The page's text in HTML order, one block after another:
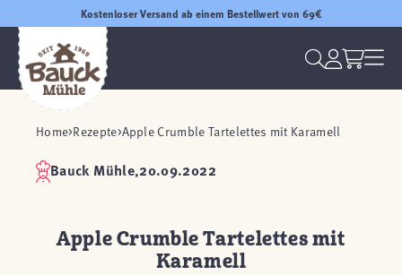
Kostenloser Versand ab einem Bestellwert von 69€
Home Rezepte Apple Crumble Tartelettes mit Karamell
Bauck Mühle,20.09.2022
Apple Crumble Tartelettes mit
Karamell